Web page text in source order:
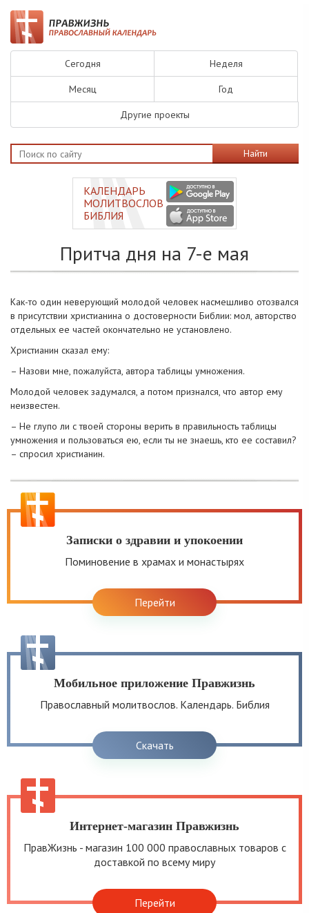
Сегодня Неделя
Месяц Год
Другие проекты
Найти
КАЛЕНДАРЬ
МОЛИТВОСЛОВ
БИБЛИЯ
Притча дня на 7-е мая
Как-то один неверующий молодой человек насмешливо отозвался
в присутствии христианина о достоверности Библии: мол, авторство
отдельных ее частей окончательно не установлено.
Христианин сказал ему:
– Назови мне, пожалуйста, автора таблицы умножения.
Молодой человек задумался, а потом признался, что автор ему
неизвестен.
– Не глупо ли с твоей стороны верить в правильность таблицы
умножения и пользоваться ею, если ты не знаешь, кто ее составил?
– спросил христианин.
Записки о здравии и упокоении
Поминовение в храмах и монастырях
Перейти
Мобильное приложение Правжизнь
Православный молитвослов. Календарь. Библия
Скачать
Интернет-магазин Правжизнь
ПравЖизнь - магазин 100 000 православных товаров с
доставкой по всему миру
Перейти